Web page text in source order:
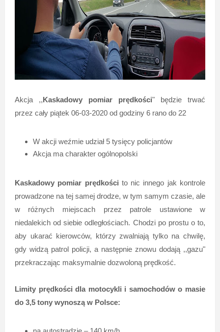
Akcja ,,Kaskadowy pomiar prędkości" będzie trwać
przez cały piątek 06-03-2020 od godziny 6 rano do 22
W akcji weźmie udział 5 tysięcy policjantów
Akcja ma charakter ogólnopolski
Kaskadowy pomiar prędkości to nic innego jak kontrole
prowadzone na tej samej drodze, w tym samym czasie, ale
w różnych miejscach przez patrole ustawione w
niedalekich od siebie odległościach. Chodzi po prostu o to,
aby ukarać kierowców, którzy zwalniają tylko na chwilę,
gdy widzą patrol policji, a następnie znowu dodają ,,gazu"
przekraczając maksymalnie dozwoloną prędkość.
Limity prędkości dla motocykli i samochodów o masie
do 3,5 tony wynoszą w Polsce: